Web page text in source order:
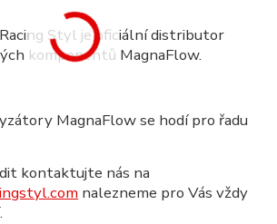
Styl je oficiální distributor
komponentů MagnaFlow.
MagnaFlow se hodí pro řadu
kontaktujte nás na
nalezneme pro Vás vždy